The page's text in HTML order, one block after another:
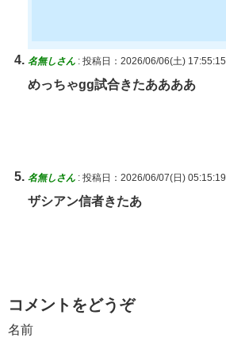
名無しさん : 投稿日：2026/06/06(土) 17:55:15
めっちゃgg試合きたああああ
名無しさん : 投稿日：2026/06/07(日) 05:15:19
ザシアン信者きたあ
コメントをどうぞ
名前